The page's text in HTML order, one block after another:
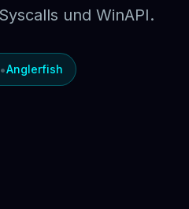
und WinAPI.
Anglerfish